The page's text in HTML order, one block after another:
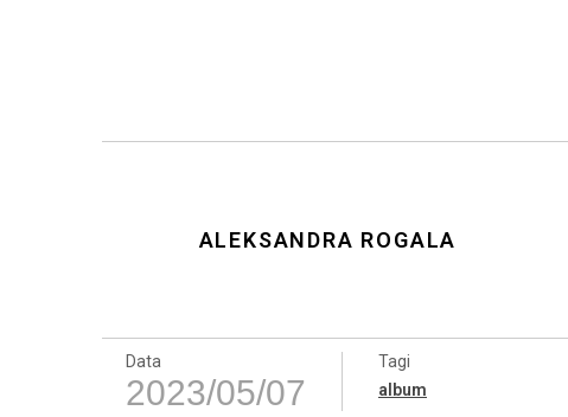
ALEKSANDRA ROGALA
Data
2023/05/07
Tagi
album